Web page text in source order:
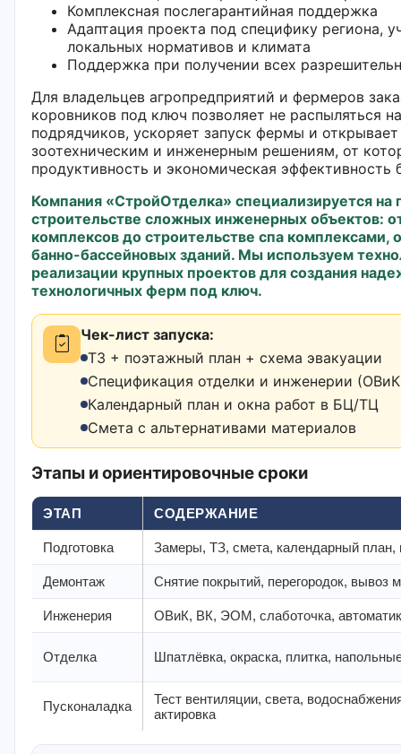
Комплексная послегарантийная поддержка
Адаптация проекта под специфику региона,
локальных нормативов и климата
Поддержка при получении всех
Для владельцев агропредприятий и фермеров
коровников под ключ позволяет не распыляться
подрядчиков, ускоряет запуск фермы и
зоотехническим и инженерным решениям, от
продуктивность и экономическая эффективность
Компания «СтройОтделка» специализируется на
строительстве сложных инженерных объектов:
комплексов до строительстве спа комплексами,
банно-бассейновых зданий. Мы используем
реализации крупных проектов для создания
технологичных ферм под ключ.
Чек-лист запуска:
ТЗ + поэтажный план + схема эвакуации
Спецификация отделки и инженерии
Календарный план и окна работ в БЦ/ТЦ
Смета с альтернативами материалов
Этапы и ориентировочные сроки
ЭТАП СОДЕРЖАНИЕ
Подготовка Замеры, ТЗ, смета, календарный план,
Демонтаж Снятие покрытий, перегородок, вывоз
Инженерия ОВиК, ВК, ЭОМ, слаботочка,
Отделка Шпатлёвка, окраска, плитка,
Пусконаладка
Тест вентиляции, света,
актировка